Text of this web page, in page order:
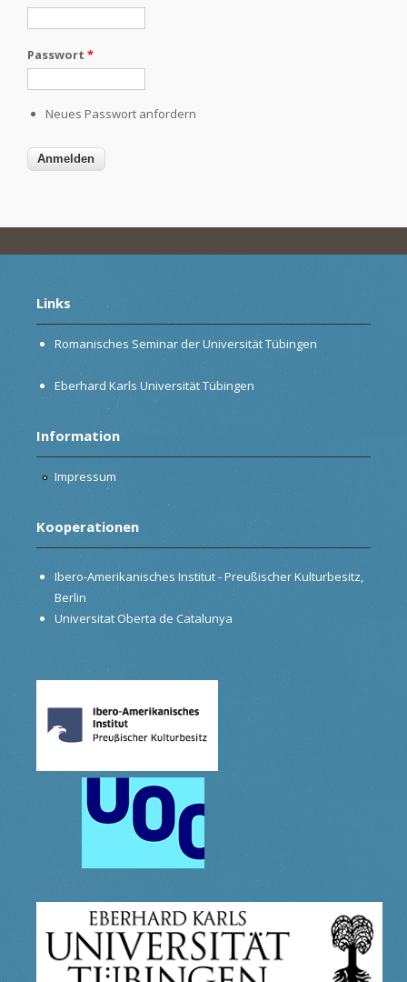
Passwort *
Neues Passwort anfordern
Links
Romanisches Seminar der Universität Tübingen
Eberhard Karls Universität Tübingen
Information
Impressum
Kooperationen
Ibero-Amerikanisches Institut - Preußischer Kulturbesitz,
Berlin
Universitat Oberta de Catalunya